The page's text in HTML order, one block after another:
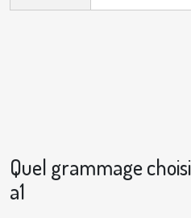
Quel grammage
a1